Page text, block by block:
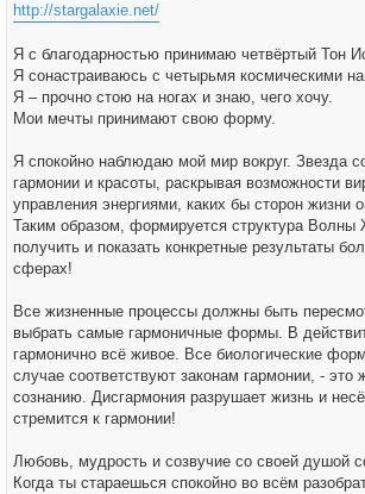
http://stargalaxie.net/
Я с благодарностью принимаю четвёртый Тон
Я сонастраиваюсь с четырьмя космическими
Я – прочно стою на ногах и знаю, чего хочу.
Мои мечты принимают свою форму.
Я спокойно наблюдаю мой мир вокруг. Звезда
гармонии и красоты, раскрывая возможности
управления энергиями, каких бы сторон жизни
Таким образом, формируется структура
получить и показать конкретные результаты
сферах!
Все жизненные процессы должны быть
выбрать самые гармоничные формы. В
гармонично всё живое. Все биологические
случае соответствуют законам гармонии, - это
сознанию. Дисгармония разрушает жизнь и
стремится к гармонии!
Любовь, мудрость и созвучие со своей душой
Когда ты стараешься спокойно во всём